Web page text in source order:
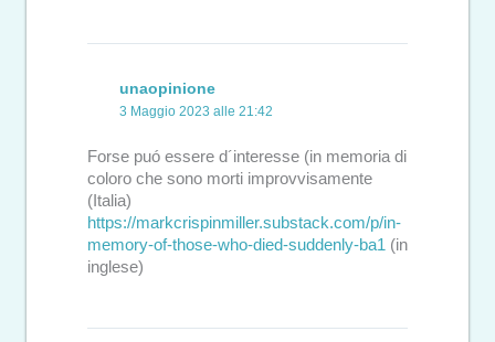
unaopinione
3 Maggio 2023 alle 21:42
Forse puó essere d´interesse (in memoria di
coloro che sono morti improvvisamente
(Italia)
https://markcrispinmiller.substack.com/p/in-
memory-of-those-who-died-suddenly-ba1 (in
inglese)